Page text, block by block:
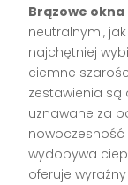
Brązowe okna
neutralnymi,
najchętniej
ciemne
zestawienia są
uznawane za
nowoczesność
wydobywa
oferuje